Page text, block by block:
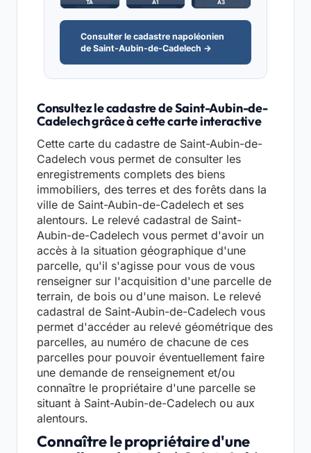
TA A1 A3
Consulter le cadastre napoléonien
de Saint-Aubin-de-Cadelech →
Consultez le cadastre de Saint-Aubin-de-
Cadelech grâce à cette carte interactive
Cette carte du cadastre de Saint-Aubin-de-
Cadelech vous permet de consulter les
enregistrements complets des biens
immobiliers, des terres et des forêts dans la
ville de Saint-Aubin-de-Cadelech et ses
alentours. Le relevé cadastral de Saint-
Aubin-de-Cadelech vous permet d'avoir un
accès à la situation géographique d'une
parcelle, qu'il s'agisse pour vous de vous
renseigner sur l'acquisition d'une parcelle de
terrain, de bois ou d'une maison. Le relevé
cadastral de Saint-Aubin-de-Cadelech vous
permet d'accéder au relevé géométrique des
parcelles, au numéro de chacune de ces
parcelles pour pouvoir éventuellement faire
une demande de renseignement et/ou
connaître le propriétaire d'une parcelle se
situant à Saint-Aubin-de-Cadelech ou aux
alentours.
Connaître le propriétaire d'une